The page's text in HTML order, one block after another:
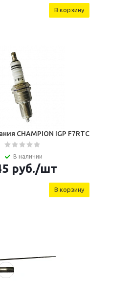
В корзину
CHAMPION IGP F7RTC
В наличии
руб./шт
В корзину